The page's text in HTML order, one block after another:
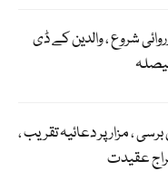
شروع ، والدین کے ڈی
شہید کی 68 ویں برسی ، مزار پر دعائیہ تقریب ،
عقیدت